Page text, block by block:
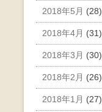
2018年5月 (28)
2018年4月 (31)
2018年3月 (30)
2018年2月 (26)
2018年1月 (27)